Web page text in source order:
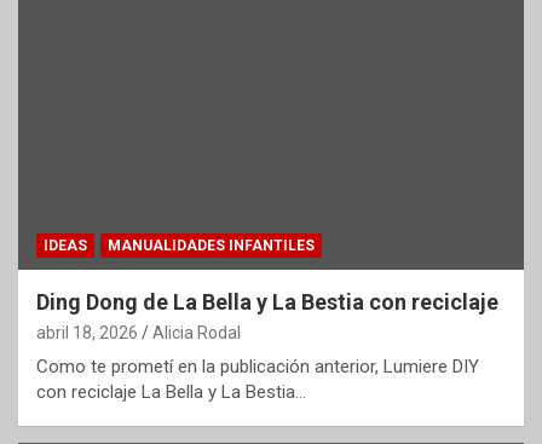
IDEAS MANUALIDADES INFANTILES
Ding Dong de La Bella y La Bestia con reciclaje
abril 18, 2026 Alicia Rodal
Como te prometí en la publicación anterior, Lumiere DIY
con reciclaje La Bella y La Bestia…